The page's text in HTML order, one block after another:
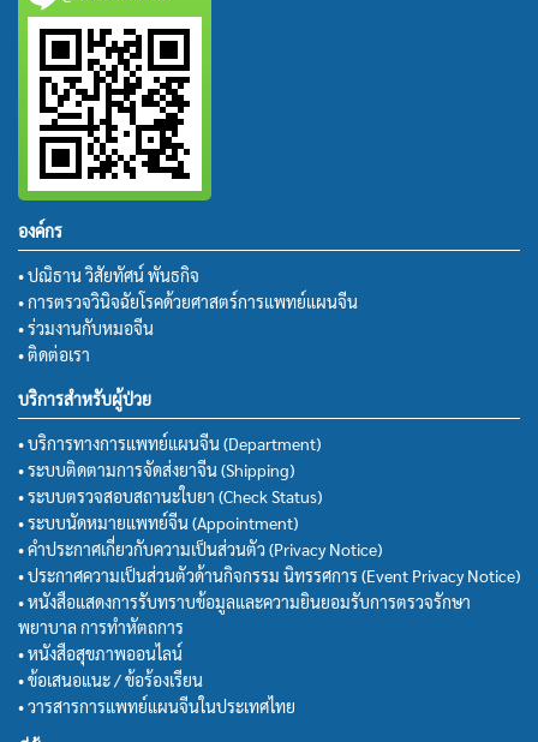
องค์กร
• ปณิธาน วิสัยทัศน์ พันธกิจ
• การตรวจวินิจฉัยโรคด้วยศาสตร์การแพทย์แผนจีน
• ร่วมงานกับหมอจีน
• ติดต่อเรา
บริการสำหรับผู้ป่วย
• บริการทางการแพทย์แผนจีน (Department)
• ระบบติดตามการจัดส่งยาจีน (Shipping)
• ระบบตรวจสอบสถานะใบยา (Check Status)
• ระบบนัดหมายแพทย์จีน (Appointment)
• คำประกาศเกี่ยวกับความเป็นส่วนตัว (Privacy Notice)
• ประกาศความเป็นส่วนตัวด้านกิจกรรม นิทรรศการ (Event Privacy Notice)
• หนังสือแสดงการรับทราบข้อมูลและความยินยอมรับการตรวจรักษา
พยาบาล การทำหัตถการ
• หนังสือสุขภาพออนไลน์
• ข้อเสนอแนะ / ข้อร้องเรียน
• วารสารการแพทย์แผนจีนในประเทศไทย